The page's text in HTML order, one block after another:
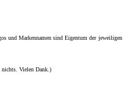
Markennamen sind Eigentum der
nichts. Vielen Dank.)